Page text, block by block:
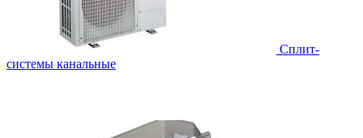
Сплит-
системы канальные